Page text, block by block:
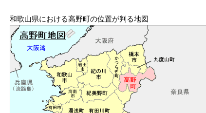
和歌山県における高野町の位置が判る地図